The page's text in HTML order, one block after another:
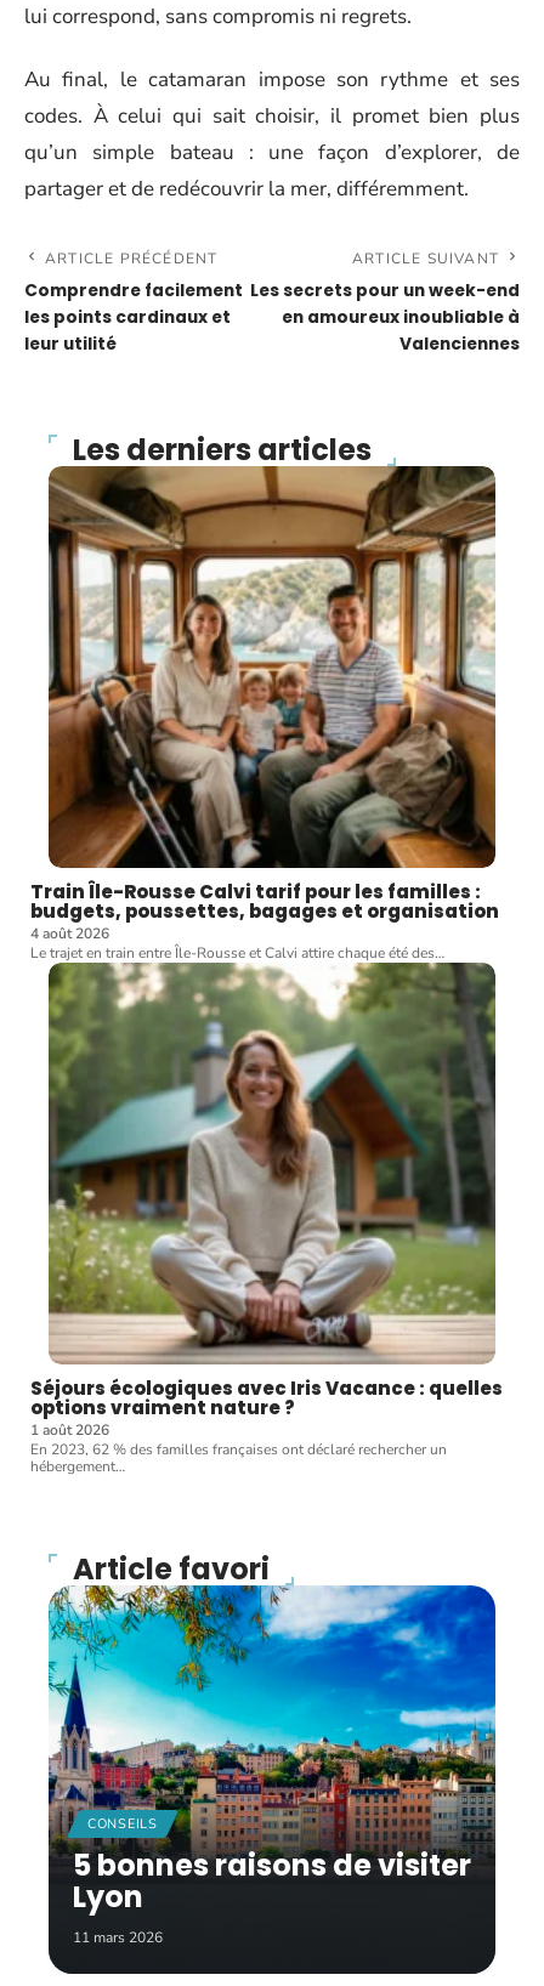
lui correspond, sans compromis ni regrets.
Au final, le catamaran impose son rythme et ses
codes. À celui qui sait choisir, il promet bien plus
qu’un simple bateau : une façon d’explorer, de
partager et de redécouvrir la mer, différemment.
ARTICLE PRÉCÉDENT
Comprendre facilement
les points cardinaux et
leur utilité
ARTICLE SUIVANT
Les secrets pour un week-end
en amoureux inoubliable à
Valenciennes
Les derniers articles
Train Île-Rousse Calvi tarif pour les familles :
budgets, poussettes, bagages et organisation
4 août 2026
Le trajet en train entre Île-Rousse et Calvi attire chaque été des…
Séjours écologiques avec Iris Vacance : quelles
options vraiment nature ?
1 août 2026
En 2023, 62 % des familles françaises ont déclaré rechercher un
hébergement…
Article favori
CONSEILS
5 bonnes raisons de visiter
Lyon
11 mars 2026